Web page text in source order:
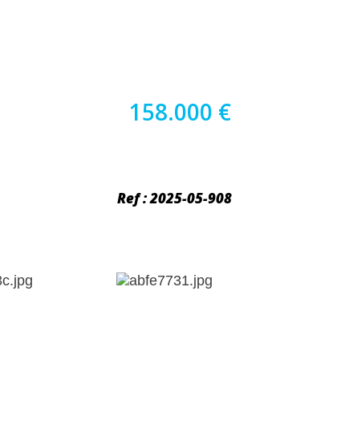
158.000 €
Ref : 2025-05-908